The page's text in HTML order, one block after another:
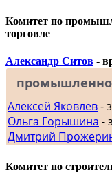
Комитет по
торговле
Александр Ситов -
Алексей Яковлев-
Ольга Горышина -
Дмитрий
Комитет по